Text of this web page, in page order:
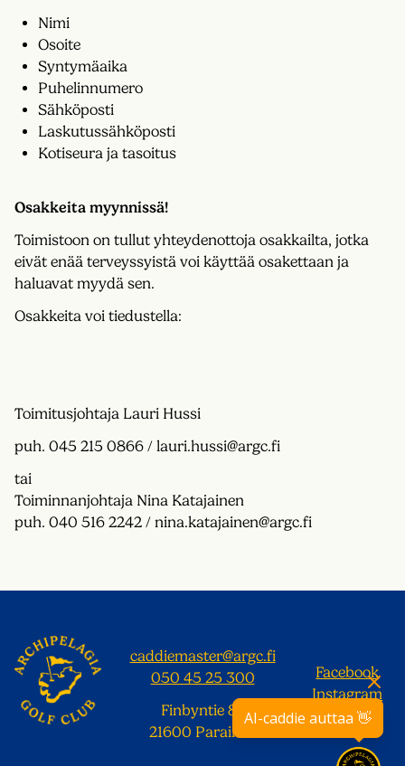
AI-caddie auttaa 👋
Nimi
Osoite
Syntymäaika
Puhelinnumero
Sähköposti
Laskutussähköposti
Kotiseura ja tasoitus
Osakkeita myynnissä!
Toimistoon on tullut yhteydenottoja osakkailta, jotka
eivät enää terveyssyistä voi käyttää osakettaan ja
haluavat myydä sen.
Osakkeita voi tiedustella:
Toimitusjohtaja Lauri Hussi
puh. 045 215 0866 / lauri.hussi@argc.fi
tai
Toiminnanjohtaja Nina Katajainen
puh. 040 516 2242 / nina.katajainen@argc.fi
caddiemaster@argc.fi
050 45 25 300
Finbyntie 87
21600 Parainen
Facebook
Instagram
Uutiskirje